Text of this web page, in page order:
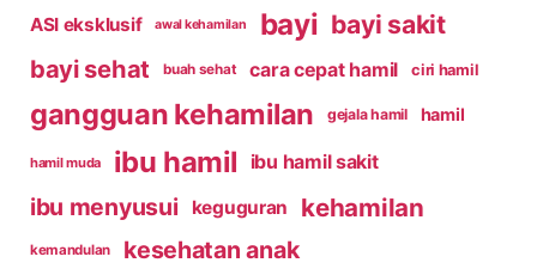
ASI eksklusif
awal kehamilan bayi bayi sakit
bayi sehat buah sehat cara cepat hamil ciri hamil
gangguan kehamilan gejala hamil hamil
hamil muda ibu hamil ibu hamil sakit
ibu menyusui keguguran kehamilan
kemandulan kesehatan anak